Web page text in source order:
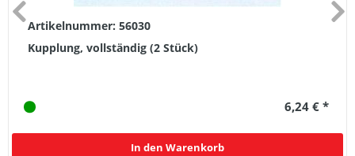
Artikelnummer: 56030
Kupplung, vollständig (2 Stück)
6,24 € *
In den Warenkorb